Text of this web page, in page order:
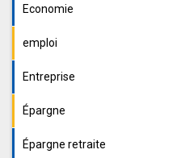
Economie
emploi
Entreprise
Épargne
Épargne retraite